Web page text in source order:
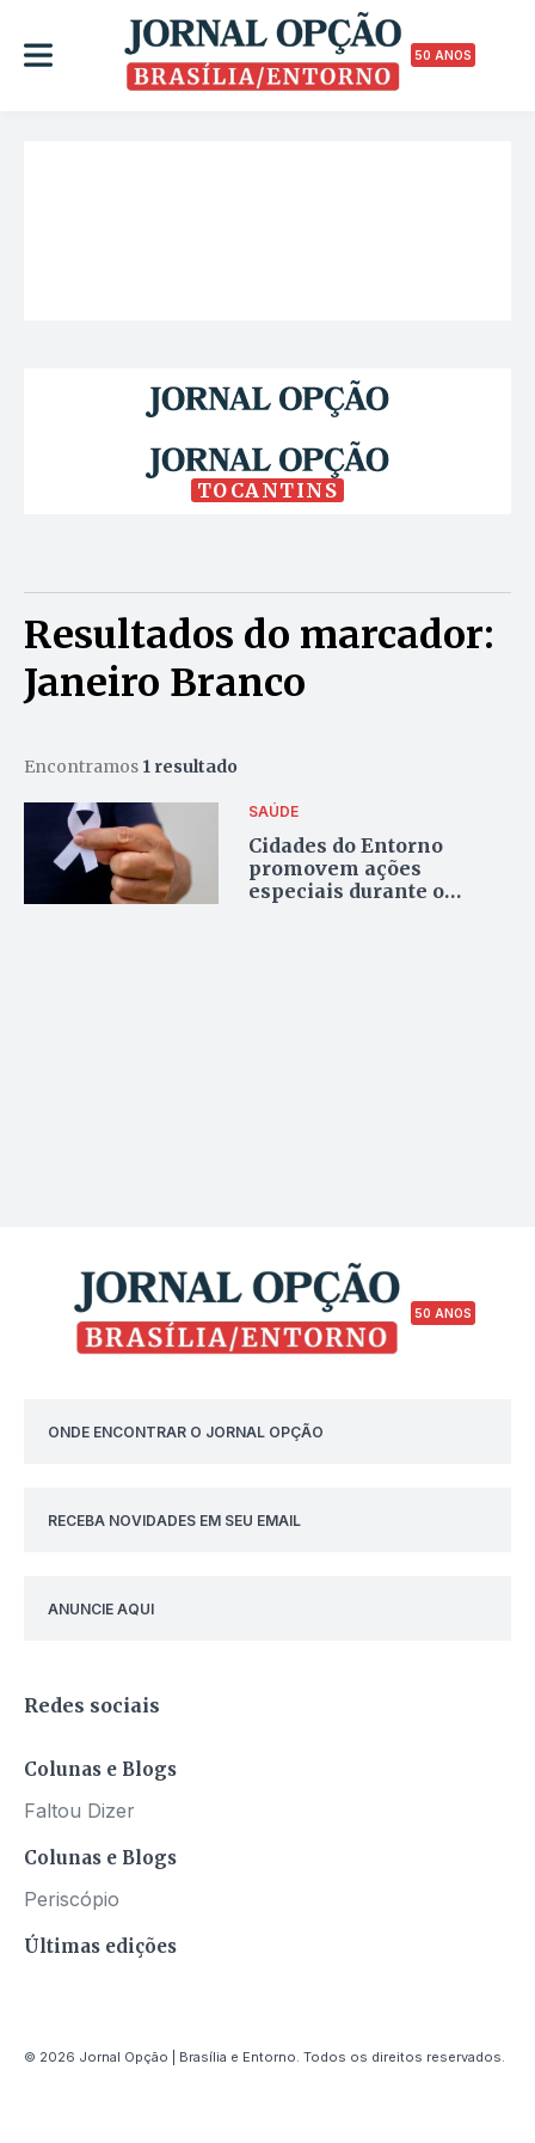
50 ANOS
TOCANTINS
Resultados do marcador:
Janeiro Branco
Encontramos 1 resultado
SAÚDE
Cidades do Entorno
promovem ações
especiais durante o
50 ANOS
ONDE ENCONTRAR O JORNAL OPÇÃO
RECEBA NOVIDADES EM SEU EMAIL
ANUNCIE AQUI
Redes sociais
Colunas e Blogs
Faltou Dizer
Colunas e Blogs
Periscópio
Últimas edições
© 2026 Jornal Opção | Brasília e Entorno. Todos os direitos reservados.